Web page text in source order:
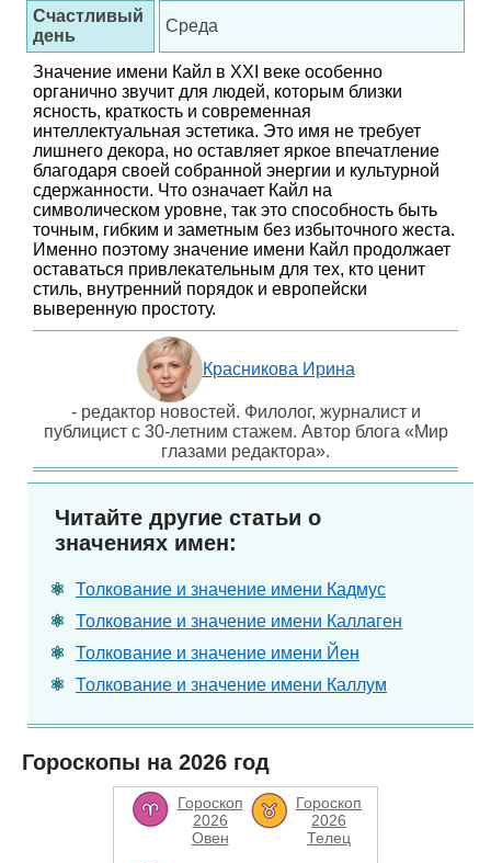
Счастливый
день
Среда
Значение имени Кайл в XXI веке особенно
органично звучит для людей, которым близки
ясность, краткость и современная
интеллектуальная эстетика. Это имя не требует
лишнего декора, но оставляет яркое впечатление
благодаря своей собранной энергии и культурной
сдержанности. Что означает Кайл на
символическом уровне, так это способность быть
точным, гибким и заметным без избыточного жеста.
Именно поэтому значение имени Кайл продолжает
оставаться привлекательным для тех, кто ценит
стиль, внутренний порядок и европейски
выверенную простоту.
Красникова Ирина
- редактор новостей. Филолог, журналист и
публицист с 30-летним стажем. Автор блога «Мир
глазами редактора».
Читайте другие статьи о
значениях имен:
Толкование и значение имени Кадмус
Толкование и значение имени Каллаген
Толкование и значение имени Йен
Толкование и значение имени Каллум
Гороскопы на 2026 год
Гороскоп
2026
Овен
Гороскоп
2026
Телец